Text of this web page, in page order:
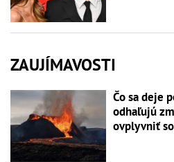
ZAUJÍMAVOSTI
Čo sa deje
odhaľujú
ovplyvniť